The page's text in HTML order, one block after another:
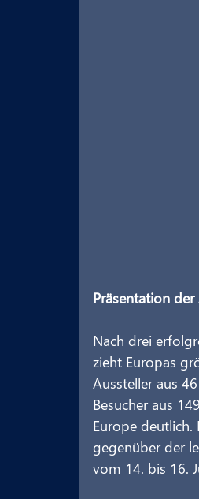
Präsentation
Nach drei
zieht Europas
Aussteller aus
Besucher aus
Europe
gegenüber der
vom 14. bis 16.